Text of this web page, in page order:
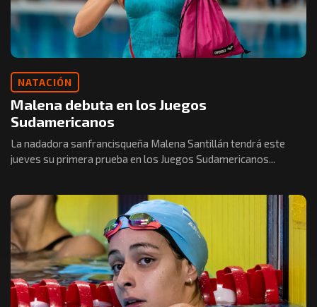
NATACIÓN
Malena debuta en los Juegos
Sudamericanos
La nadadora sanfrancisqueña Malena Santillán tendrá este
jueves su primera prueba en los Juegos Sudamericanos...